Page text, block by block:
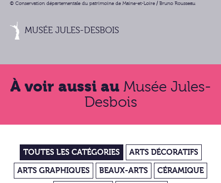
© Conservation départementale du patrimoine de Maine-et-Loire / Bruno Rousseau
MUSÉE JULES-DESBOIS
À voir aussi au Musée Jules-
Desbois
TOUTES LES CATÉGORIES ARTS DÉCORATIFS
ARTS GRAPHIQUES BEAUX-ARTS CÉRAMIQUE